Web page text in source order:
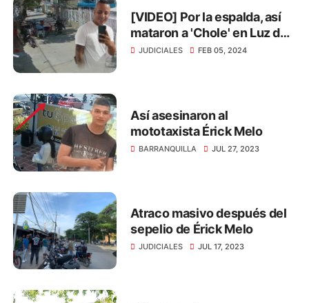
[VIDEO] Por la espalda, así
mataron a 'Chole' en Luz del
Mundo
JUDICIALES FEB 05, 2024
Así asesinaron al
mototaxista Érick Melo
BARRANQUILLA JUL 27, 2023
Atraco masivo después del
sepelio de Érick Melo
JUDICIALES JUL 17, 2023